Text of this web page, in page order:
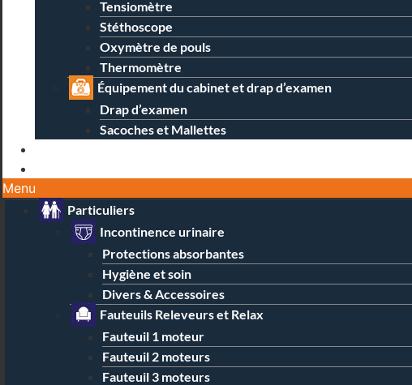
Tensiomètre
Stéthoscope
Oxymètre de pouls
Thermomètre
Équipement du cabinet et drap d’examen
Drap d’examen
Sacoches et Mallettes
Menu
Particuliers
Incontinence urinaire
Protections absorbantes
Hygiène et soin
Divers & Accessoires
Fauteuils Releveurs et Relax
Fauteuil 1 moteur
Fauteuil 2 moteurs
Fauteuil 3 moteurs